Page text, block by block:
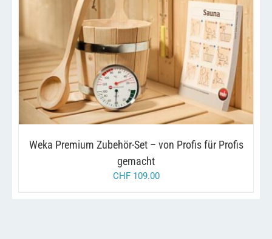
IN DEN WARENKORB DETAILS
Weka Premium Zubehör-Set – von Profis für Profis
gemacht
CHF109.00